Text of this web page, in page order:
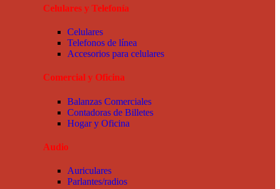
Celulares y Telefonía
Celulares
Telefonos de línea
Accesorios para celulares
Comercial y Oficina
Balanzas Comerciales
Contadoras de Billetes
Hogar y Oficina
Audio
Auriculares
Parlantes/radios